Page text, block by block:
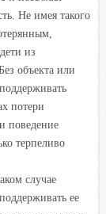
Не имея такого
из
объекта или
потери
поведение
терпеливо
случае
ее